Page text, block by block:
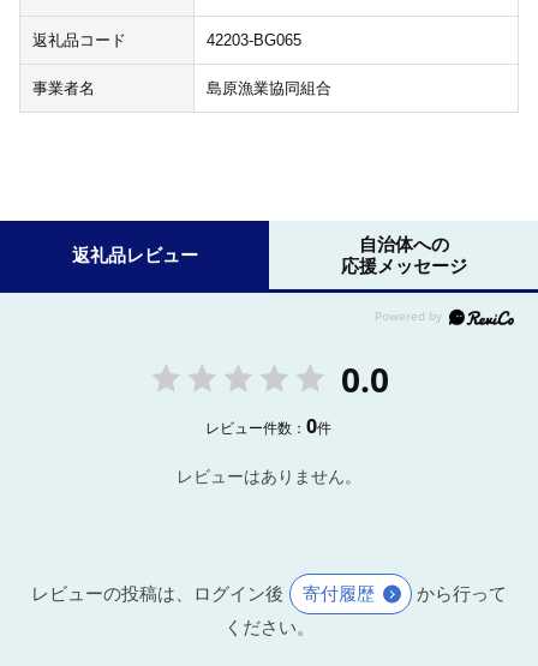
返礼品コード 42203-BG065
事業者名 島原漁業協同組合
返礼品レビュー
自治体への
応援メッセージ
0.0
レビュー件数：0件
レビューはありません。
レビューの投稿は、ログイン後 寄付履歴
から行って
ください。